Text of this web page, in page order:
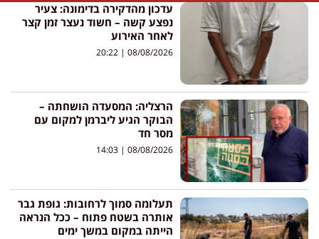
עדכון מהדקירה בדימונה: צעיר
נפצע קשה – חשוד נעצר זמן קצר
לאחר האירוע
08/08/2026
הרצליה: המסעדה הושחתה –
הבוקר הגיע ליברמן למקום עם
מסר חד
08/08/2026
תעלומה סמוך לרחובות: גופת גבר
אותרה בשטח פתוח – ככל הנראה
הייתה במקום במשך ימים